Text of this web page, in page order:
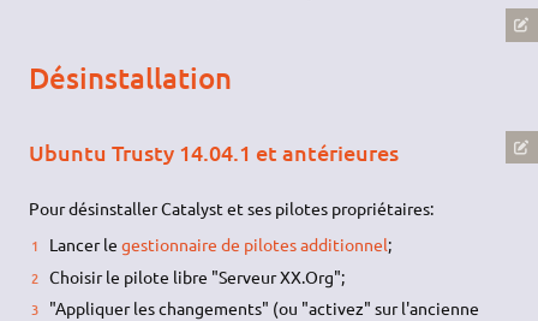
Désinstallation
Ubuntu Trusty 14.04.1 et antérieures
Pour désinstaller Catalyst et ses pilotes propriétaires:
Lancer le gestionnaire de pilotes additionnel;
Choisir le pilote libre "Serveur XX.Org";
"Appliquer les changements" (ou "activez" sur l'ancienne